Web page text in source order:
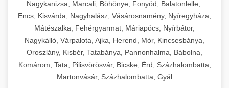
Ipari sütők és gőzpárolók katalógusa -
chef-iparikonyhagepek.hu
berendezések
használatot, miközben megfelel az összes
higiéniai előírásnak.
Ipari hűtőberendezések széles
választéka - chef-iparikonyhagepek.hu
kereskedelmi hűtőegység és hűtőkamra rendszerek
hőmérsékletet és vízminőséget figyelő
rendszerekkel, valamint energiatakarékos
technológiával rendelkeznek. A rozsdamentes
acél konstrukció és a könnyen hozzáférhető
karbantartási pontok biztosítják a hosszú
élettartamot és az egyszerű üzemeltetést.
tisztíthatók, szétszerelhetők és karbantarthatók,
megfelelnek az összes élelmiszer-biztonsági
előírásnak. Különböző teljesítményű modellek
állnak rendelkezésre asztali és állványos
kivitelben, az egyedi igények és a
feldolgozandó mennyiségek függvényében.
Biztonságos kezelést biztosító védőburkolatok
berendezést magában foglal, amely szükséges
egy modern, hatékonyan működő
kereskedelmi konyha komplett felszereléséhez
és működtetéséhez. Az alapvető
főzőberendezésektől (tűzhelyek, sütők,
grillsütők, frittőzök) kezdve a speciális
feldolgozógépeken (szeletelők, aprítók,
Nagykanizsa, Marcali, Böhönye, Fonyód, Balatonlelle,
Encs, Kisvárda, Nagyhalász, Vásárosnamény, Nyíregyháza,
Mátészalka, Fehérgyarmat, Máriapócs, Nyírbátor,
Nagykálló, Várpalota, Ajka, Herend, Mór, Kincsesbánya,
Oroszlány, Kisbér, Tatabánya, Pannonhalma, Bábolna,
Komárom, Tata, Pilisvörösvár, Bicske, Érd, Százhalombatta,
Martonvásár, Százhalombatta, Gyál